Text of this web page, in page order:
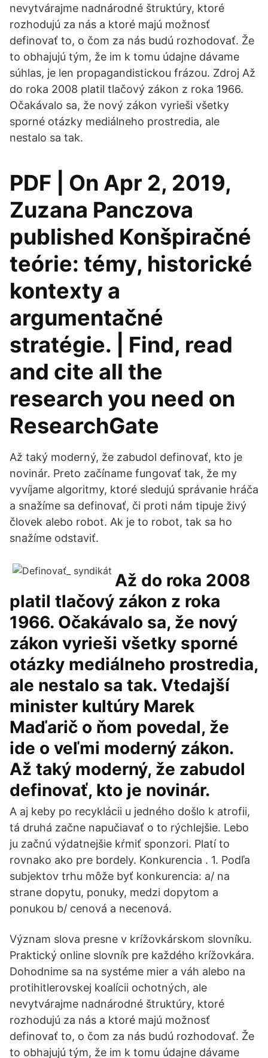
nevytvárajme nadnárodné štruktúry, ktoré
rozhodujú za nás a ktoré majú možnosť
definovať to, o čom za nás budú rozhodovať. Že
to obhajujú tým, že im k tomu údajne dávame
súhlas, je len propagandistickou frázou. Zdroj Až
do roka 2008 platil tlačový zákon z roka 1966.
Očakávalo sa, že nový zákon vyrieši všetky
sporné otázky mediálneho prostredia, ale
nestalo sa tak.
PDF | On Apr 2, 2019,
Zuzana Panczova
published Konšpiračné
teórie: témy, historické
kontexty a
argumentačné
stratégie. | Find, read
and cite all the
research you need on
ResearchGate
Až taký moderný, že zabudol definovať, kto je
novinár. Preto začíname fungovať tak, že my
vyvíjame algoritmy, ktoré sledujú správanie hráča
a snažíme sa definovať, či proti nám tipuje živý
človek alebo robot. Ak je to robot, tak sa ho
snažíme odstaviť.
Až do roka 2008
platil tlačový zákon z roka
1966. Očakávalo sa, že nový
zákon vyrieši všetky sporné
otázky mediálneho prostredia,
ale nestalo sa tak. Vtedajší
minister kultúry Marek
Maďarič o ňom povedal, že
ide o veľmi moderný zákon.
Až taký moderný, že zabudol
definovať, kto je novinár.
A aj keby po recyklácii u jedného došlo k atrofii,
tá druhá začne napučiavať o to rýchlejšie. Lebo
ju začnú výdatnejšie kŕmiť sponzori. Platí to
rovnako ako pre bordely. Konkurencia . 1. Podľa
subjektov trhu môže byť konkurencia: a/ na
strane dopytu, ponuky, medzi dopytom a
ponukou b/ cenová a necenová.
Význam slova presne v krížovkárskom slovníku.
Praktický online slovník pre každého krížovkára.
Dohodnime sa na systéme mier a váh alebo na
protihitlerovskej koalícii ochotných, ale
nevytvárajme nadnárodné štruktúry, ktoré
rozhodujú za nás a ktoré majú možnosť
definovať to, o čom za nás budú rozhodovať. Že
to obhajujú tým, že im k tomu údajne dávame